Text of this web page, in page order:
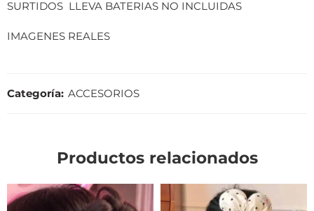
SURTIDOS LLEVA BATERIAS NO INCLUIDAS
IMAGENES REALES
Categoría: ACCESORIOS
Productos relacionados